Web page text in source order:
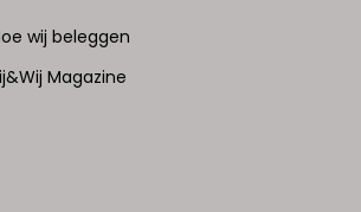
wij beleggen
Magazine